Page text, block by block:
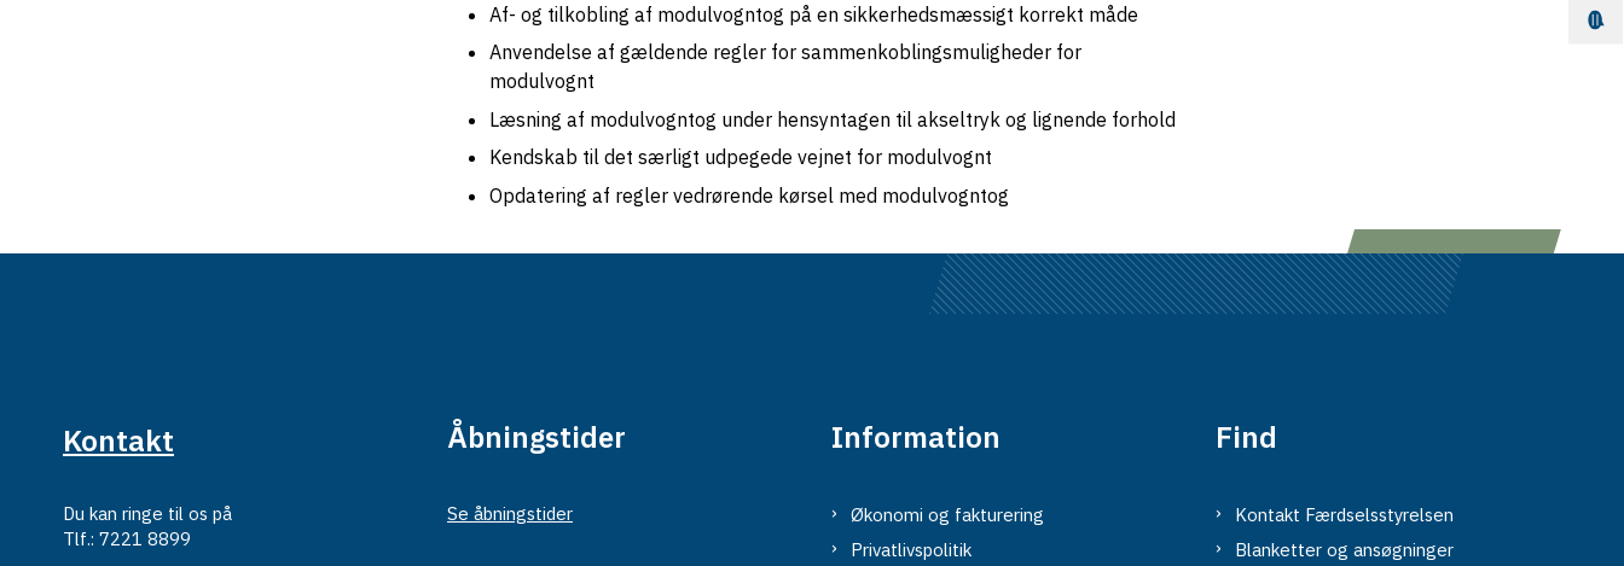
Af- og tilkobling af modulvogntog på en sikkerhedsmæssigt korrekt måde
Anvendelse af gældende regler for sammenkoblingsmuligheder for
modulvognt
Læsning af modulvogntog under hensyntagen til akseltryk og lignende forhold
Kendskab til det særligt udpegede vejnet for modulvognt
Opdatering af regler vedrørende kørsel med modulvogntog
Kontakt Åbningstider Information Find
Du kan ringe til os på
Tlf.: 7221 8899
Se åbningstider
Økonomi og fakturering
Privatlivspolitik
Kontakt Færdselsstyrelsen
Blanketter og ansøgninger